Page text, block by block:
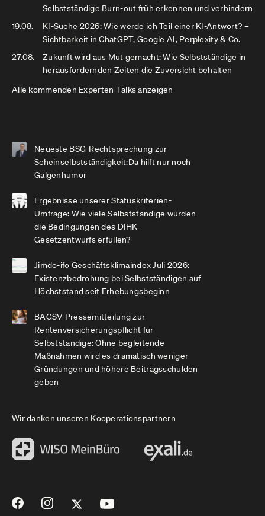
Selbstständige Burn-out früh erkennen und verhindern
19.08.
KI-Suche 2026: Wie werde ich Teil einer KI-Antwort? –
Sichtbarkeit in ChatGPT, Google AI, Perplexity & Co.
27.08.
Zukunft wird aus Mut gemacht: Wie Selbstständige in
herausfordernden Zeiten die Zuversicht behalten
Alle kommenden Experten-Talks anzeigen
Neueste BSG-Rechtsprechung zur
Scheinselbstständigkeit:Da hilft nur noch
Galgenhumor
Ergebnisse unserer Statuskriterien-
Umfrage: Wie viele Selbstständige würden
die Bedingungen des DIHK-
Gesetzentwurfs erfüllen?
Jimdo-ifo Geschäftsklimaindex Juli 2026:
Existenzbedrohung bei Selbstständigen auf
Höchststand seit Erhebungsbeginn
BAGSV-Pressemitteilung zur
Rentenversicherungspflicht für
Selbstständige: Ohne begleitende
Maßnahmen wird es dramatisch weniger
Gründungen und höhere Beitragsschulden
geben
Wir danken unseren Kooperationspartnern